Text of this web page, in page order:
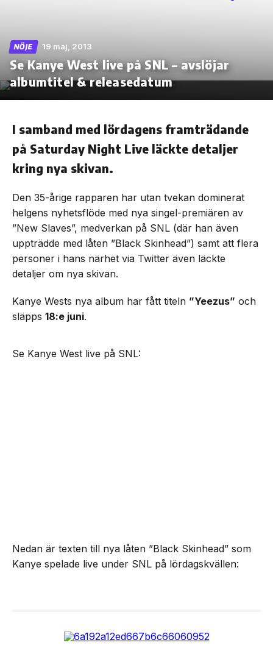
Skip
the
NÖJE 19 maj, 2013
Se Kanye West live på SNL – avslöjar
albumtitel & releasedatum
I samband med lördagens framträdande
på Saturday Night Live läckte detaljer
kring nya skivan.
Den 35-årige rapparen har utan tvekan dominerat
helgens nyhetsflöde med nya singel-premiären av
”New Slaves”, medverkan på SNL (där han även
uppträdde med låten ”Black Skinhead”) samt att flera
personer i hans närhet via Twitter även läckte
detaljer om nya skivan.
Kanye Wests nya album har fått titeln ”Yeezus” och
släpps 18:e juni.
Se Kanye West live på SNL:
Nedan är texten till nya låten ”Black Skinhead” som
Kanye spelade live under SNL på lördagskvällen: